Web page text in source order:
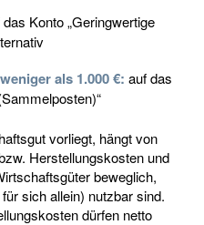
das Konto „Geringwertige
als 1.000 €: auf das
vorliegt, hängt von
Herstellungskosten und
beweglich,
sich allein) nutzbar sind.
dürfen netto